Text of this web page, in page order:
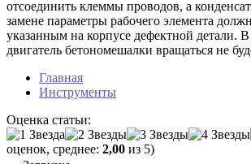
отсоединить клеммы проводов, а
замене параметры рабочего элемента
указанным на корпусе дефектной детали.
двигатель бетономешалки вращаться не
Главная
Инструменты
Оценка статьи:
оценок, среднее: 2,00 из 5)